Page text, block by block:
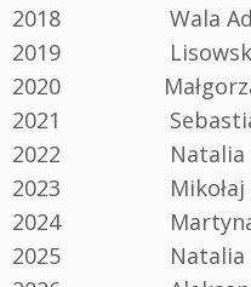
2018 Wala
2019 Lisowska
2020
2021
2022 Natalia
2023 Mikołaj
2024 Martyna
2025 Natalia